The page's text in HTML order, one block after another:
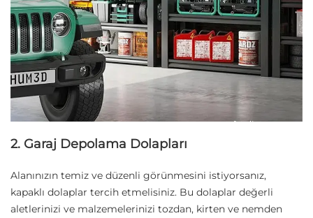
2. Garaj Depolama Dolapları
Alanınızın temiz ve düzenli görünmesini istiyorsanız,
kapaklı dolaplar tercih etmelisiniz. Bu dolaplar değerli
aletlerinizi ve malzemelerinizi tozdan, kirten ve nemden